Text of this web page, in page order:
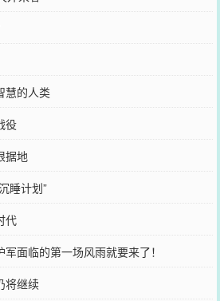
慧的人类
役
据地
睡计划”
代
面临的第一场风雨就要来了！
将继续